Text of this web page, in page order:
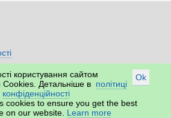
Ok
користування сайтом
Cookies. Детальніше в політиці
конфіденційності
cookies to ensure you get the best
on our website. Learn more